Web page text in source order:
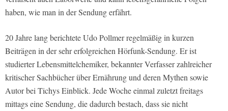
haben, wie man in der Sendung erfährt.
20 Jahre lang berichtete Udo Pollmer regelmäßig in kurzen
Beiträgen in der sehr erfolgreichen Hörfunk-Sendung. Er ist
studierter Lebensmittelchemiker, bekannter Verfasser zahlreicher
kritischer Sachbücher über Ernährung und deren Mythen sowie
Autor bei Tichys Einblick. Jede Woche einmal zuletzt freitags
mittags eine Sendung, die dadurch bestach, dass sie nicht